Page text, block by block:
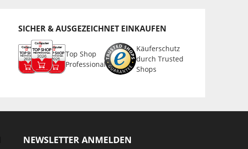
SICHER & AUSGEZEICHNET EINKAUFEN
Top Shop
Professional
Käuferschutz
durch Trusted
Shops
NEWSLETTER ANMELDEN